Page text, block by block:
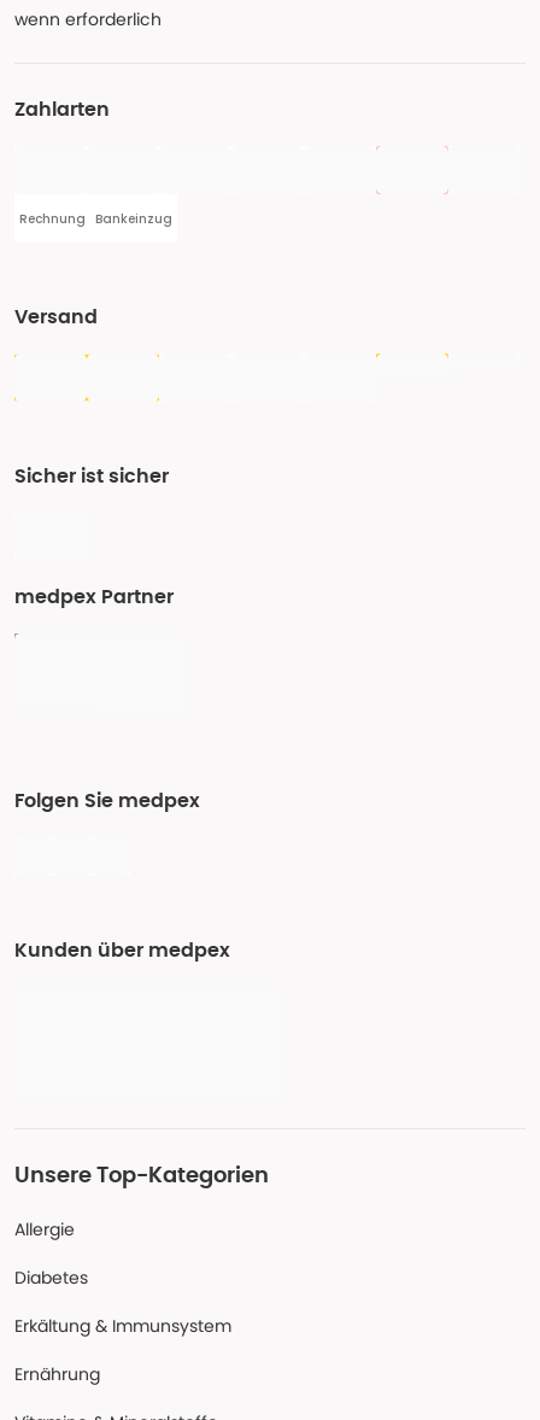
wenn erforderlich
Zahlarten
Rechnung Bankeinzug
Versand
Sicher ist sicher
medpex Partner
Folgen Sie medpex
Kunden über medpex
Unsere Top-Kategorien
Allergie
Diabetes
Erkältung & Immunsystem
Ernährung